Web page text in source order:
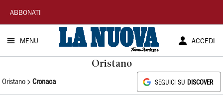
La
Nuova
Sardegna
ABBONATI
MENU ACCEDI
Oristano
Oristano Cronaca SEGUICI SU DISCOVER